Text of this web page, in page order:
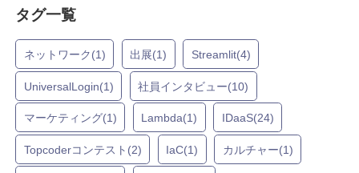
タグ一覧
ネットワーク(1) 出展(1) Streamlit(4)
UniversalLogin(1) 社員インタビュー(10)
マーケティング(1) Lambda(1) IDaaS(24)
Topcoderコンテスト(2) IaC(1) カルチャー(1)